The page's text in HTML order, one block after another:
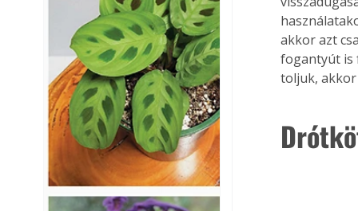
akkor azt
fogantyút is
toljuk, akkor